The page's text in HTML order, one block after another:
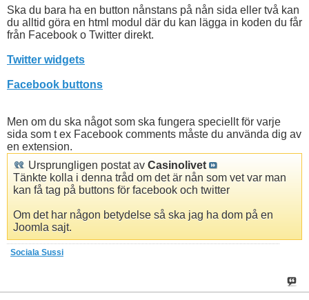
Ska du bara ha en button nånstans på nån sida eller två kan
du alltid göra en html modul där du kan lägga in koden du får
från Facebook o Twitter direkt.
Twitter widgets
Facebook buttons
Men om du ska något som ska fungera speciellt för varje
sida som t ex Facebook comments måste du använda dig av
en extension.
Ursprungligen postat av Casinolivet
Tänkte kolla i denna tråd om det är nån som vet var man
kan få tag på buttons för facebook och twitter
Om det har någon betydelse så ska jag ha dom på en
Joomla sajt.
Sociala Sussi